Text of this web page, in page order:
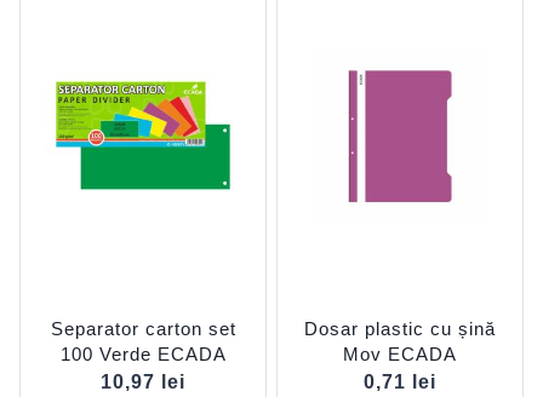
Separator carton set
100 Verde ECADA
10,97
lei
Dosar plastic cu șină
Mov ECADA
0,71
lei